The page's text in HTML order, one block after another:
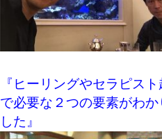
『ヒーリングやセラピスト
で必要な２つの要素がわか
した』